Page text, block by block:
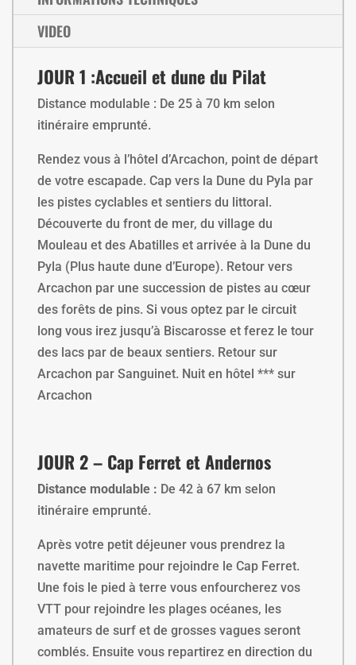
VIDEO
JOUR 1 :Accueil et dune du Pilat
Distance modulable : De 25 à 70 km selon
itinéraire emprunté.
Rendez vous à l’hôtel d’Arcachon, point de départ
de votre escapade. Cap vers la Dune du Pyla par
les pistes cyclables et sentiers du littoral.
Découverte du front de mer, du village du
Mouleau et des Abatilles et arrivée à la Dune du
Pyla (Plus haute dune d’Europe). Retour vers
Arcachon par une succession de pistes au cœur
des forêts de pins. Si vous optez par le circuit
long vous irez jusqu’à Biscarosse et ferez le tour
des lacs par de beaux sentiers. Retour sur
Arcachon par Sanguinet. Nuit en hôtel *** sur
Arcachon
JOUR 2 – Cap Ferret et Andernos
Distance modulable : De 42 à 67 km selon
itinéraire emprunté.
Après votre petit déjeuner vous prendrez la
navette maritime pour rejoindre le Cap Ferret.
Une fois le pied à terre vous enfourcherez vos
VTT pour rejoindre les plages océanes, les
amateurs de surf et de grosses vagues seront
comblés. Ensuite vous repartirez en direction du